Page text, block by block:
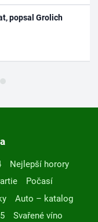
popsal Grolich
Nejlepší horory
Počasí
Auto – katalog
Svařené víno